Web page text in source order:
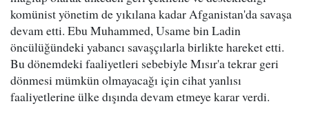
komünist yönetim de yıkılana kadar Afganistan'da savaşa
devam etti. Ebu Muhammed, Usame bin Ladin
öncülüğündeki yabancı savaşçılarla birlikte hareket etti.
Bu dönemdeki faaliyetleri sebebiyle Mısır'a tekrar geri
dönmesi mümkün olmayacağı için cihat yanlısı
faaliyetlerine ülke dışında devam etmeye karar verdi.